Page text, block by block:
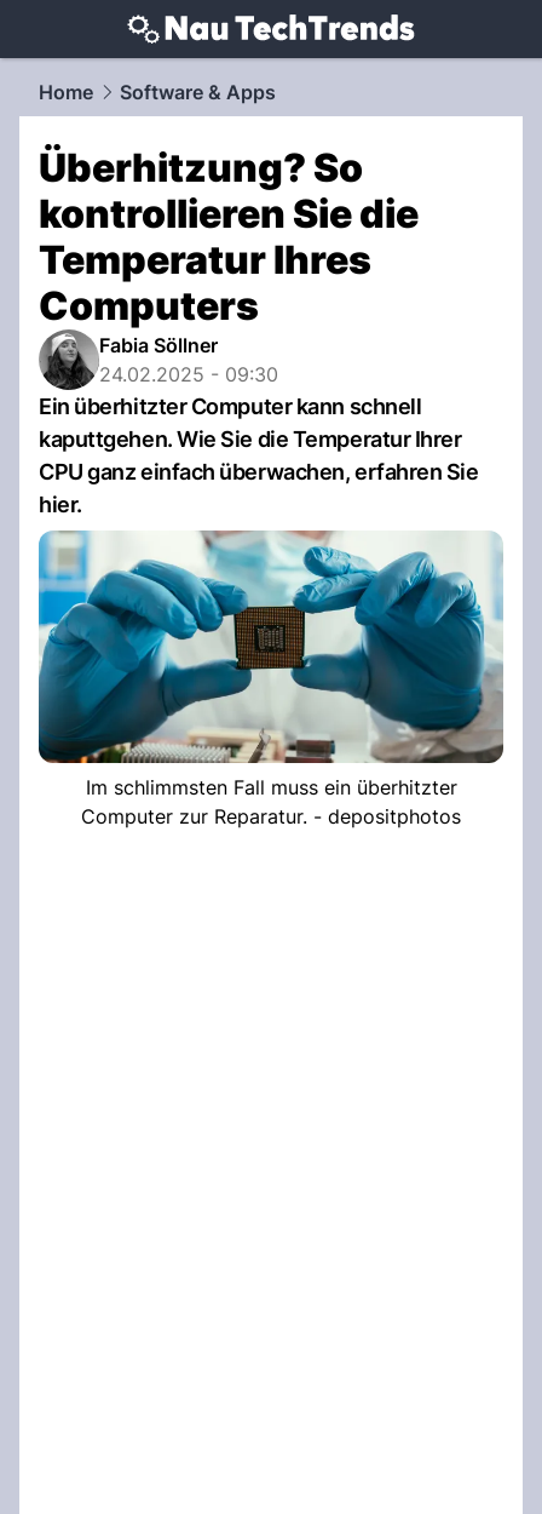
techtrends.NAU.ch
Home Software & Apps
Überhitzung? So
kontrollieren Sie die
Temperatur Ihres
Computers
Fabia Söllner
24.02.2025 - 09:30
Ein überhitzter Computer kann schnell
kaputtgehen. Wie Sie die Temperatur Ihrer
CPU ganz einfach überwachen, erfahren Sie
hier.
Im schlimmsten Fall muss ein überhitzter
Computer zur Reparatur. - depositphotos